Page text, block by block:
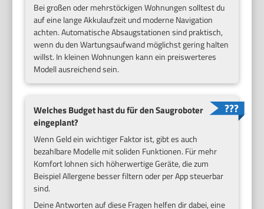
Bei großen oder mehrstöckigen Wohnungen solltest du
auf eine lange Akkulaufzeit und moderne Navigation
achten. Automatische Absaugstationen sind praktisch,
wenn du den Wartungsaufwand möglichst gering halten
willst. In kleinen Wohnungen kann ein preiswerteres
Modell ausreichend sein.
Welches Budget hast du für den Saugroboter
eingeplant?
Wenn Geld ein wichtiger Faktor ist, gibt es auch
bezahlbare Modelle mit soliden Funktionen. Für mehr
Komfort lohnen sich höherwertige Geräte, die zum
Beispiel Allergene besser filtern oder per App steuerbar
sind.
Deine Antworten auf diese Fragen helfen dir dabei, eine